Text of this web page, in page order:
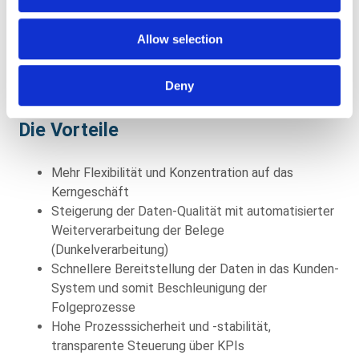
Allow selection
Deny
zweiten Projektphase wird Europa implementiert. Hier
Herausforderungen, wie Mehrsprachigkeit, komplexerer
Firmen- und Mandantenstrukturen und komplizierterer
gesetzlicher Anforderungen.
Die Vorteile
Mehr Flexibilität und Konzentration auf das
Kerngeschäft
Steigerung der Daten-Qualität mit automatisierter
Weiterverarbeitung der Belege
(Dunkelverarbeitung)
Schnellere Bereitstellung der Daten in das Kunden-
System und somit Beschleunigung der
Folgeprozesse
Hohe Prozesssicherheit und -stabilität,
transparente Steuerung über KPIs